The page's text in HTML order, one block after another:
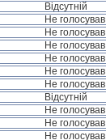
Відсутній
Не голосував
Не голосував
Не голосував
Не голосував
Не голосував
Не голосував
Відсутній
Не голосував
Не голосував
Не голосував